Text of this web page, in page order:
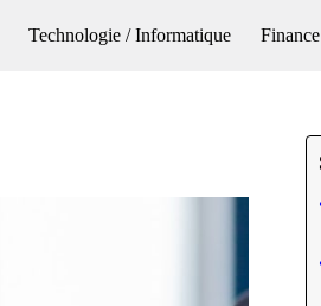
Technologie / Informatique